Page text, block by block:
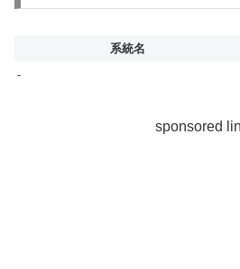
系統名
-
sponsored